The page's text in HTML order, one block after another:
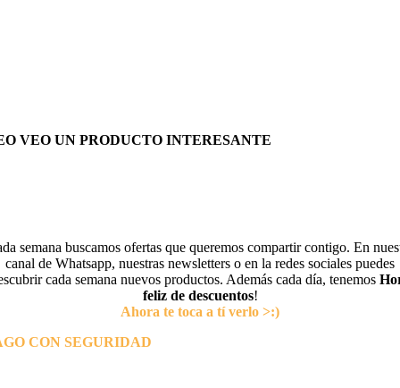
VEO UN PRODUCTO INTERESANTE
semana buscamos ofertas que queremos compartir contigo. En
canal de Whatsapp, nuestras newsletters o en la redes sociales puedes
cada semana nuevos productos. Además cada día, tenemos
feliz de descuentos!
Ahora te toca a tí verlo >:)
CON SEGURIDAD